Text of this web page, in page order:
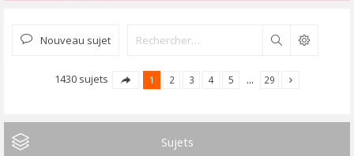
Nouveau sujet Rechercher
1430 sujets 1 2 3 4 5 … 29
Sujets